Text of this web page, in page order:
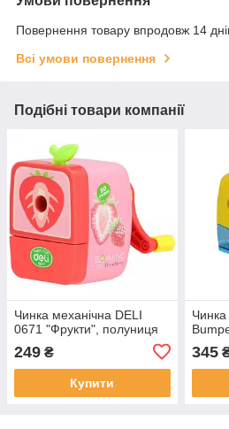
Повернення товару впродовж 14
Всі умови повернення
Подібні товари компанії
Чинка механічна DELI
0671 "Фрукти", полуниця
249 ₴
Купити
Чинка
345